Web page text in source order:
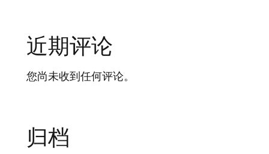
近期评论
您尚未收到任何评论。
归档